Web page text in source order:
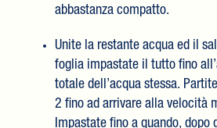
abbastanza compatto.
Unite la restante acqua ed il
foglia impastate il tutto fino
totale dell’acqua stessa.
2 fino ad arrivare alla velocità
Impastate fino a quando, dopo